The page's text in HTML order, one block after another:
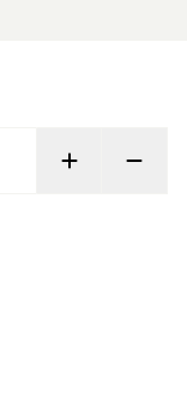
Persoon